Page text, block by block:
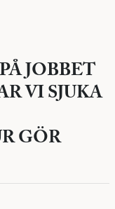
JOBBET
VI SJUKA
GÖR